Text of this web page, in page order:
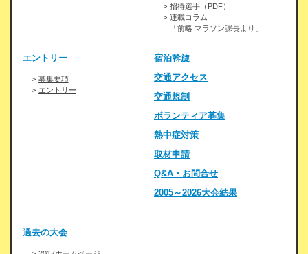
招待選手（PDF）
連載コラム
「前略 マラソン課長より」
エントリー
募集要項
エントリー
宿泊斡旋
交通アクセス
交通規制
ボランティア募集
熱中症対策
取材申請
Q&A・お問合せ
2005～2026大会結果
過去の大会